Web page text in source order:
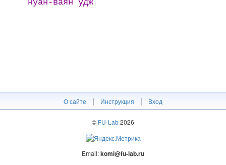
нуан-ваян удж
О сайте | Инструкция | Вход
© FU-Lab2026
Email:komi@fu-lab.ru